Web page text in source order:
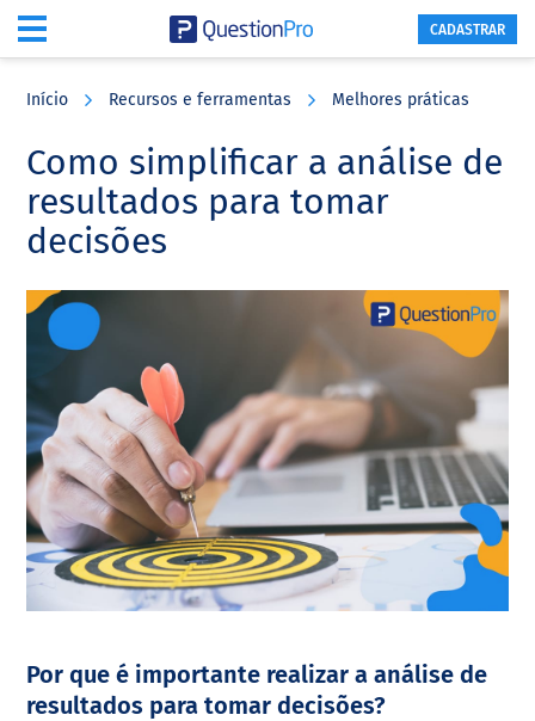
content
sidebar
CADASTRAR
Início Recursos e ferramentas Melhores práticas
Como simplificar a análise de
resultados para tomar
decisões
Por que é importante realizar a análise de
resultados para tomar decisões?